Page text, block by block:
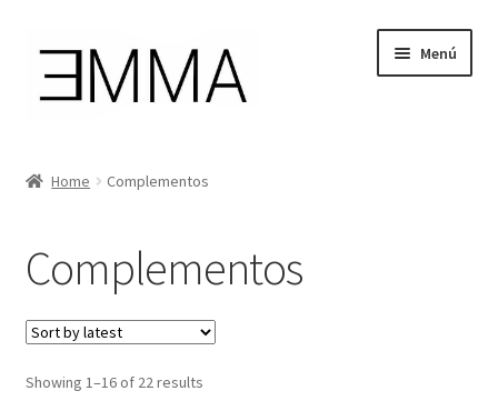
contenido
Menú
Cesta de la compra
Instagram
Facebook
Home Complementos
Complementos
Showing 1–16 of 22 results